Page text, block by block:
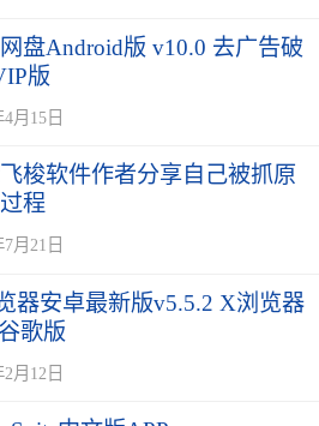
盘Android版 v10.0 去广告破
版
4月15日
梭软件作者分享自己被抓原
程
7月21日
器安卓最新版v5.5.2 X浏览器
歌版
2月12日